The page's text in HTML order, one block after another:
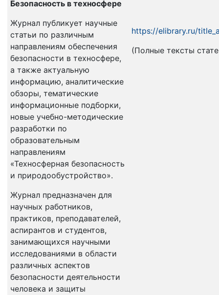
Безопасность в техносфере
Журнал публикует научные
статьи по различным
направлениям обеспечения
безопасности в техносфере,
а также актуальную
информацию, аналитические
обзоры, тематические
информационные подборки,
новые учебно-методические
разработки по
образовательным
направлениям
«Техносферная безопасность
и природообустройство».
Журнал предназначен для
научных работников,
практиков, преподавателей,
аспирантов и студентов,
занимающихся научными
исследованиями в области
различных аспектов
безопасности деятельности
человека и защиты
https://elibrary.ru/
(Полные тексты